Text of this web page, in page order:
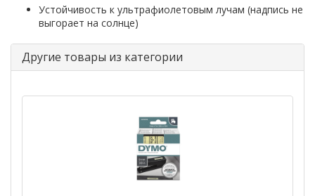
Устойчивость к ультрафиолетовым лучам (надпись не
выгорает на солнце)
Другие товары из категории